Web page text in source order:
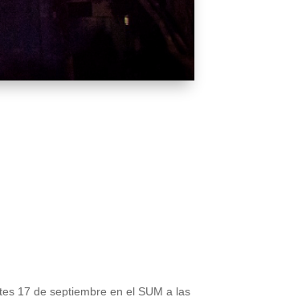
17 de septiembre en el SUM a las